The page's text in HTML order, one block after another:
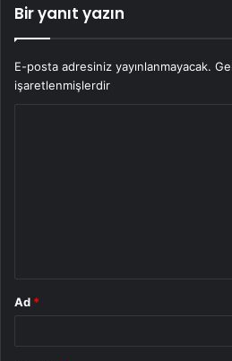
Bir yanıt yazın
E-posta adresiniz yayınlanmayacak.
işaretlenmişlerdir
Ad *